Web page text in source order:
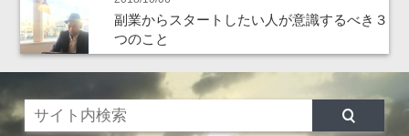
副業からスタートしたい人が意識するべき３
つのこと